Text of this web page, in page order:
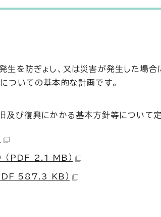
を防ぎょし、又は災害が発生した場合
ついての基本的な計画です。
び復興にかかる基本方針等について定
（PDF 2.1 MB）
587.3 KB）